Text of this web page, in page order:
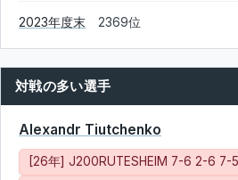
2023年度末 2369位
対戦の多い選手
Alexandr Tiutchenko
[26年] J200RUTESHEIM 7-6 2-6 7-5